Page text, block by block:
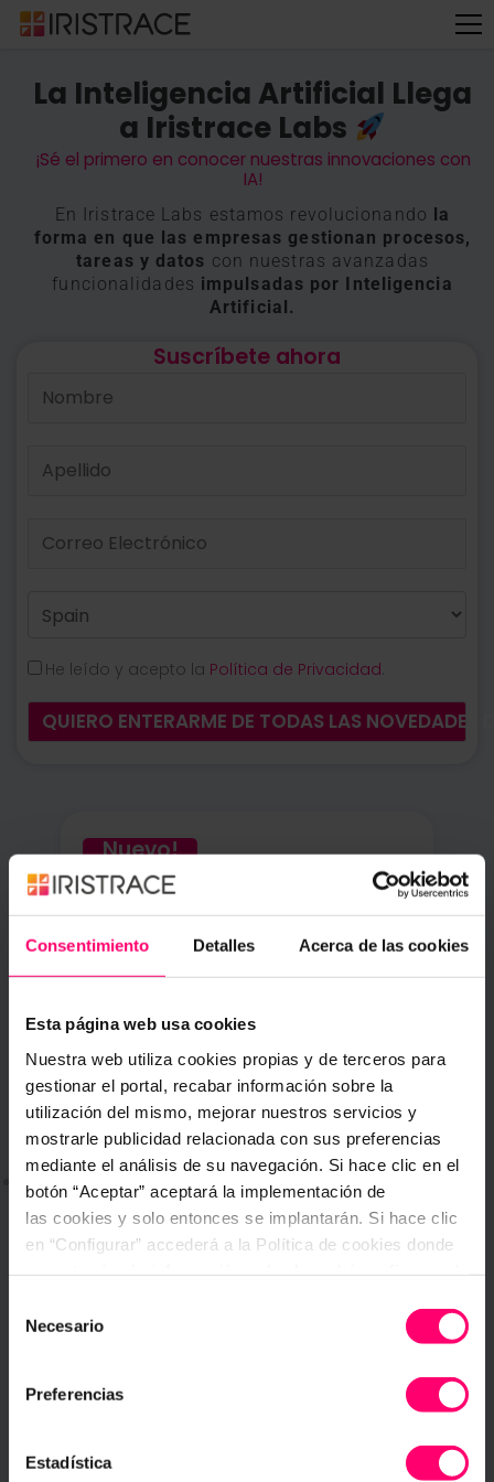
Consentimiento Detalles Acerca de las cookies
Esta página web usa cookies
Nuestra web utiliza cookies propias y de terceros para
gestionar el portal, recabar información sobre la
utilización del mismo, mejorar nuestros servicios y
mostrarle publicidad relacionada con sus preferencias
mediante el análisis de su navegación. Si hace clic en el
botón “Aceptar” aceptará la implementación de
las cookies y solo entonces se implantarán. Si hace clic
en “Configurar” accederá a la Política de cookies donde
activo hasta que ejecute alguna de estas dos opciones:
Necesario
Preferencias
Estadística
La Inteligencia Artificial Llega
a Iristrace Labs
¡Sé el primero en conocer nuestras innovaciones con
IA!
En Iristrace Labs estamos revolucionando la
forma en que las empresas gestionan procesos,
tareas y datos con nuestras avanzadas
funcionalidades impulsadas por Inteligencia
Artificial.
Suscríbete ahora
He leído y acepto la Política de Privacidad.
QUIERO ENTERARME DE TODAS LAS NOVEDADES
Nuevo!
Crea plantillas fácilmente indicando
Digitalizamos tu
primerproceso gratis